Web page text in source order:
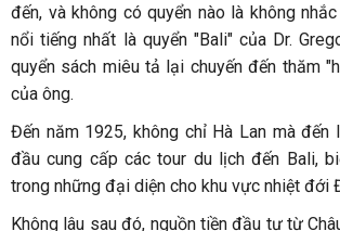
đến, và không có quyển nào là không
nổi tiếng nhất là quyển "Bali" của Dr.
quyển sách miêu tả lại chuyến đến thăm
của ông.
Đến năm 1925, không chỉ Hà Lan mà đến
đầu cung cấp các tour du lịch đến Bali,
trong những đại diện cho khu vực nhiệt đới
Không lâu sau đó, nguồn tiền đầu tư từ